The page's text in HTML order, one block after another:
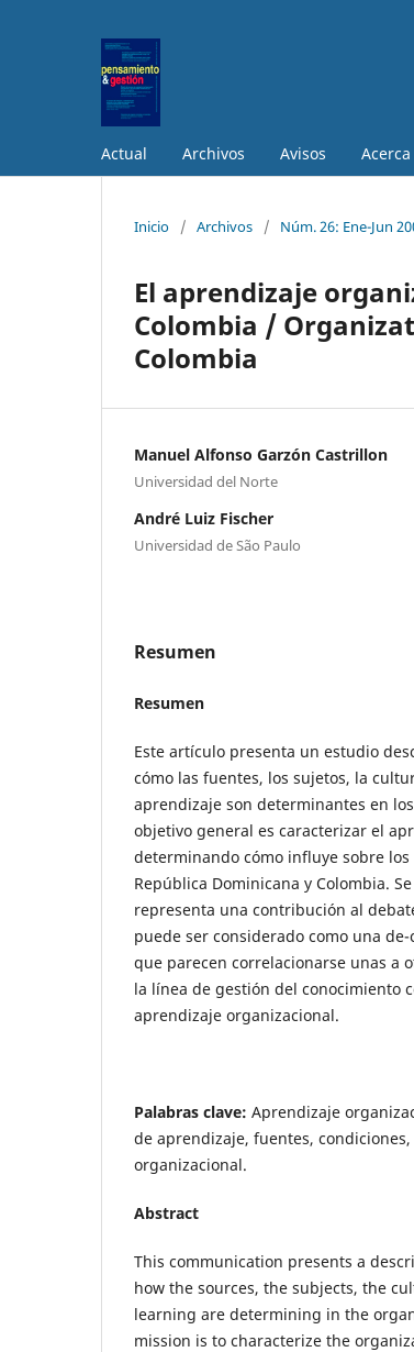
Actual Archivos Avisos
Inicio / Archivos / Núm. 26: Ene-Jun
El aprendizaje
Colombia /
Colombia
Manuel Alfonso Garzón Castrillon
Universidad del Norte
André Luiz Fischer
Universidad de São Paulo
Resumen
Resumen
Este artículo presenta un estudio
cómo las fuentes, los sujetos, la
aprendizaje son determinantes en
objetivo general es caracterizar el
determinando cómo influye sobre
República Dominicana y Colombia.
representa una contribución al
puede ser considerado como una
que parecen correlacionarse unas a
la línea de gestión del conocimiento
aprendizaje organizacional.
Palabras clave: Aprendizaje
de aprendizaje, fuentes,
organizacional.
Abstract
This communication presents a
how the sources, the subjects, the
learning are determining in the
mission is to characterize the